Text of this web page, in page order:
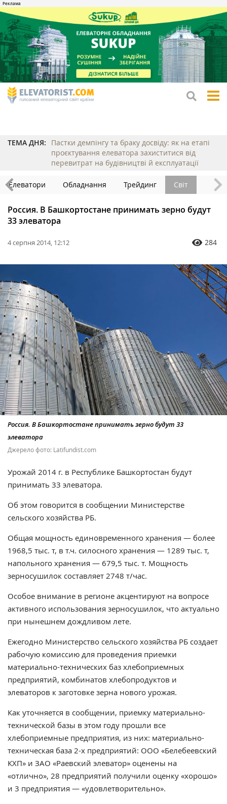
ТЕМА ДНЯ:
Пастки демпінгу та браку досвіду: як на етапі
проєктування елеватора захиститися від
перевитрат на будівництві й експлуатації
Елеватори Обладнання Трейдинг Світ
Россия. В Башкортостане принимать зерно будут
33 элеватора
4 серпня 2014, 12:12 284
Россия. В Башкортостане принимать зерно будут 33
элеватора
Джерело фото: Latifundist.com
Урожай 2014 г. в Республике Башкортостан будут
принимать 33 элеватора.
Об этом говорится в сообщении Министерстве
сельского хозяйства РБ.
Общая мощность единовременного хранения — более
1968,5 тыс. т, в т.ч. силосного хранения — 1289 тыс. т,
напольного хранения — 679,5 тыс. т. Мощность
зерносушилок составляет 2748 т/час.
Особое внимание в регионе акцентируют на вопросе
активного использования зерносушилок, что актуально
при нынешнем дождливом лете.
Ежегодно Министерство сельского хозяйства РБ создает
рабочую комиссию для проведения приемки
материально-технических баз хлебоприемных
предприятий, комбинатов хлебопродуктов и
элеваторов к заготовке зерна нового урожая.
Как уточняется в сообщении, приемку материально-
технической базы в этом году прошли все
хлебоприемные предприятия, из них: материально-
техническая база 2-х предприятий: ООО «Белебеевский
КХП» и ЗАО «Раевский элеватор» оценены на
«отлично», 28 предприятий получили оценку «хорошо»
и 3 предприятия — «удовлетворительно».